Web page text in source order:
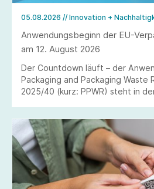
05.08.2026 // Innovation +
Anwendungsbeginn der EU-
am 12. August 2026
Der Countdown läuft – der
Packaging and Packaging Waste
2025/40 (kurz: PPWR) steht in